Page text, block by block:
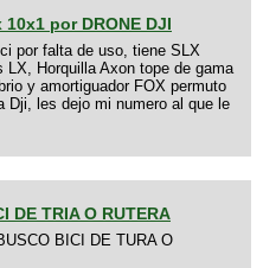
por DRONE DJI
por falta de uso, tiene SLX
LX, Horquilla Axon tope de gama
y amortiguador FOX permuto
Dji, les dejo mi numero al que le
DE TRIA O RUTERA
BICI DE TURA O